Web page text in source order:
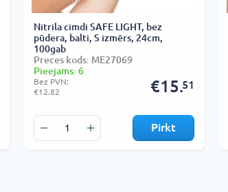
Nitrila cimdi SAFE LIGHT, bez
pūdera, balti, S izmērs, 24cm,
100gab
Preces kods: ME27069
Pieejams: 6
Bez PVN:
€12.82
€15.51
Pirkt